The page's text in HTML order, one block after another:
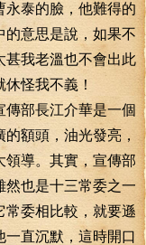
泰的臉，他難得的
的意思是說，如果不
甚我老溫也不會出此
怪我不義！
部長江介華是一個
額頭，油光發亮，
領導。其實，宣傳部
然也是十三常委之一
常委相比較，就要遜
直沉默，這時開口